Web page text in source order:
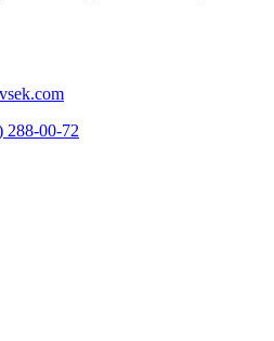
288-00-72